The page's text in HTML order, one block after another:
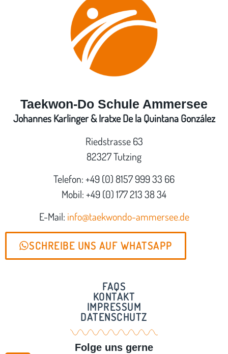
Taekwon-Do Schule Ammersee
Johannes Karlinger & Iratxe De la Quintana González
Riedstrasse 63
82327 Tutzing
Telefon: +49 (0) 8157 999 33 66
Mobil: +49 (0) 177 213 38 34
E-Mail: info@taekwondo-ammersee.de
SCHREIBE UNS AUF WHATSAPP
FAQS
KONTAKT
IMPRESSUM
DATENSCHUTZ
Folge uns gerne